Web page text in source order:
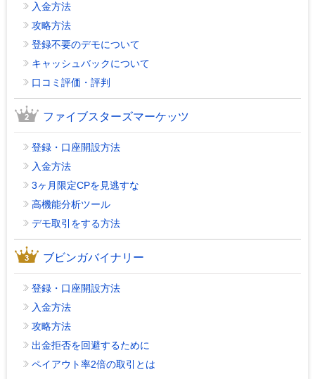
入金方法
攻略方法
登録不要のデモについて
キャッシュバックについて
口コミ評価・評判
ファイブスターズマーケッツ
登録・口座開設方法
入金方法
3ヶ月限定CPを見逃すな
高機能分析ツール
デモ取引をする方法
ブビンガバイナリー
登録・口座開設方法
入金方法
攻略方法
出金拒否を回避するために
ペイアウト率2倍の取引とは